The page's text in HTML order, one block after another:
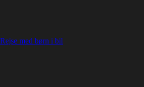
Rejse med børn i bil